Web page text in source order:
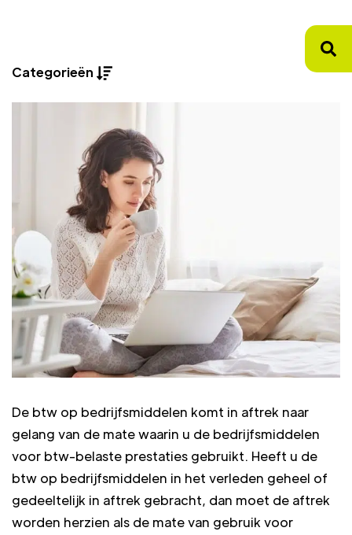
Categorieën
De btw op bedrijfsmiddelen komt in aftrek naar
gelang van de mate waarin u de bedrijfsmiddelen
voor btw-belaste prestaties gebruikt. Heeft u de
btw op bedrijfsmiddelen in het verleden geheel of
gedeeltelijk in aftrek gebracht, dan moet de aftrek
worden herzien als de mate van gebruik voor